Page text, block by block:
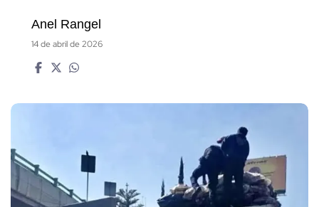
Anel Rangel
14 de abril de 2026